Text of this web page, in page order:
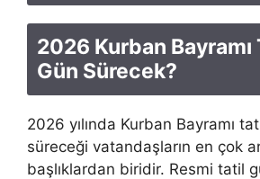
2026 Kurban Bayramı
Gün Sürecek?
2026 yılında Kurban Bayramı
süreceği vatandaşların en çok
başlıklardan biridir. Resmi tatil